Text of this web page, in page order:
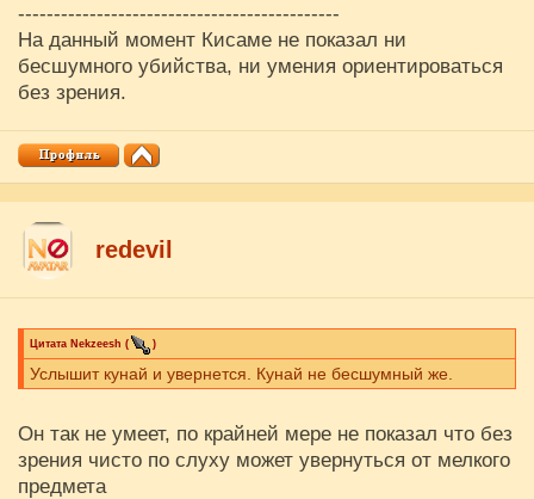
---------------------------------------------
На данный момент Кисаме не показал ни
бесшумного убийства, ни умения ориентироваться
без зрения.
redevil
Цитата Nekzeesh ( )
Услышит кунай и увернется. Кунай не бесшумный же.
Он так не умеет, по крайней мере не показал что без
зрения чисто по слуху может увернуться от мелкого
предмета